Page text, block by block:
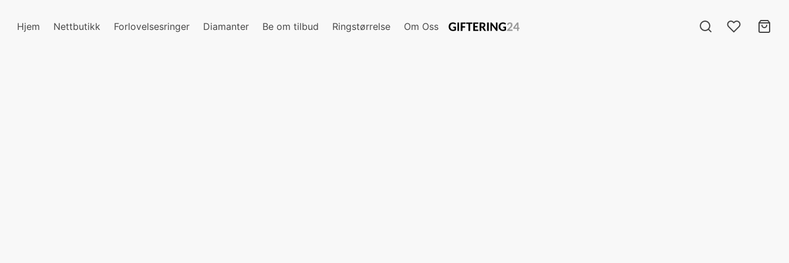
Hjem Nettbutikk Forlovelsesringer Diamanter Be om tilbud Ringstørrelse Om Oss